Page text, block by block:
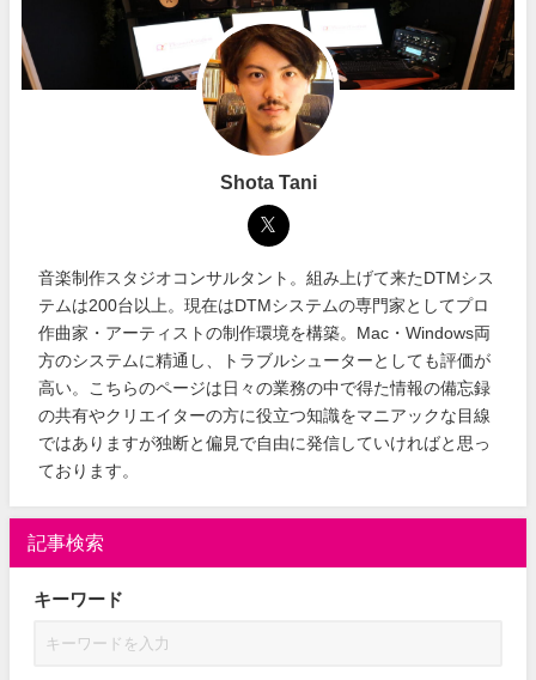
Shota Tani
音楽制作スタジオコンサルタント。組み上げて来たDTMシス
テムは200台以上。現在はDTMシステムの専門家としてプロ
作曲家・アーティストの制作環境を構築。Mac・Windows両
方のシステムに精通し、トラブルシューターとしても評価が
高い。こちらのページは日々の業務の中で得た情報の備忘録
の共有やクリエイターの方に役立つ知識をマニアックな目線
ではありますが独断と偏見で自由に発信していければと思っ
ております。
記事検索
キーワード